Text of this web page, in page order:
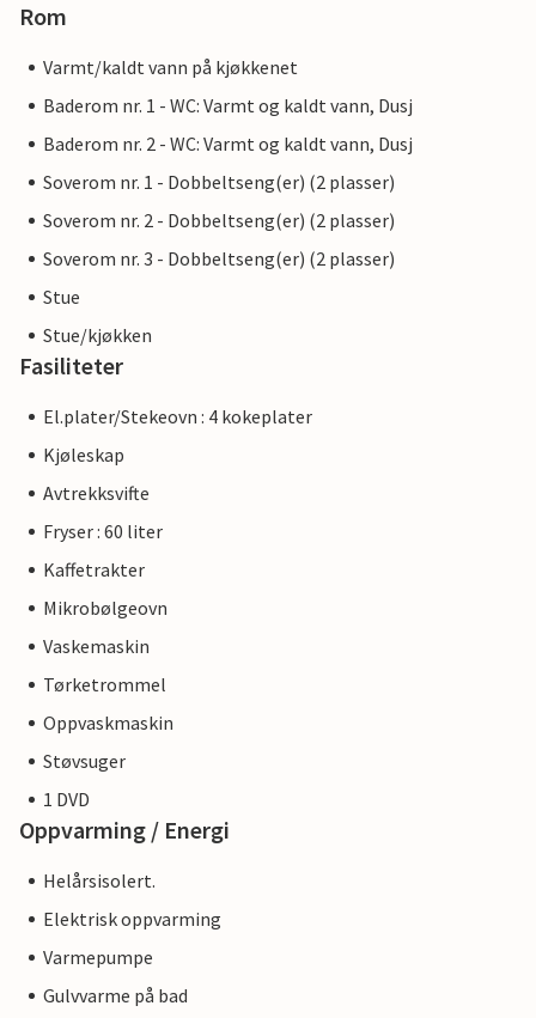
Rom
Varmt/kaldt vann på kjøkkenet
Baderom nr. 1 - WC: Varmt og kaldt vann, Dusj
Baderom nr. 2 - WC: Varmt og kaldt vann, Dusj
Soverom nr. 1 - Dobbeltseng(er) (2 plasser)
Soverom nr. 2 - Dobbeltseng(er) (2 plasser)
Soverom nr. 3 - Dobbeltseng(er) (2 plasser)
Stue
Stue/kjøkken
Fasiliteter
El.plater/Stekeovn : 4 kokeplater
Kjøleskap
Avtrekksvifte
Fryser : 60 liter
Kaffetrakter
Mikrobølgeovn
Vaskemaskin
Tørketrommel
Oppvaskmaskin
Støvsuger
1 DVD
Oppvarming / Energi
Helårsisolert.
Elektrisk oppvarming
Varmepumpe
Gulvvarme på bad